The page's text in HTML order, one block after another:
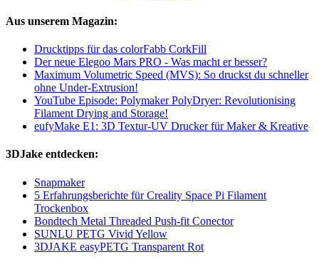
Aus unserem Magazin:
Drucktipps für das colorFabb CorkFill
Der neue Elegoo Mars PRO - Was macht er besser?
Maximum Volumetric Speed (MVS): So druckst du schneller
ohne Under-Extrusion!
YouTube Episode: Polymaker PolyDryer: Revolutionising
Filament Drying and Storage!
eufyMake E1: 3D Textur-UV Drucker für Maker & Kreative
3DJake entdecken:
Snapmaker
5 Erfahrungsberichte für Creality Space Pi Filament
Trockenbox
Bondtech Metal Threaded Push-fit Conector
SUNLU PETG Vivid Yellow
3DJAKE easyPETG Transparent Rot